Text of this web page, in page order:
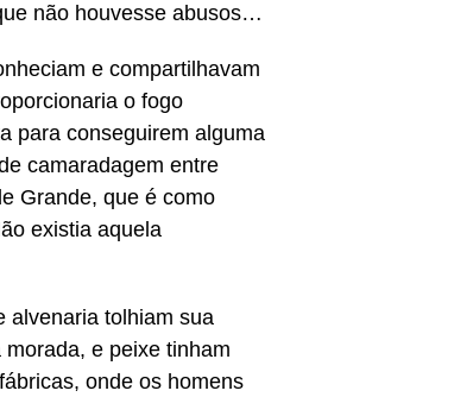
não houvesse abusos…
e compartilhavam
o fogo
para conseguirem alguma
camaradagem entre
Grande, que é como
existia aquela
alvenaria tolhiam sua
e peixe tinham
onde os homens